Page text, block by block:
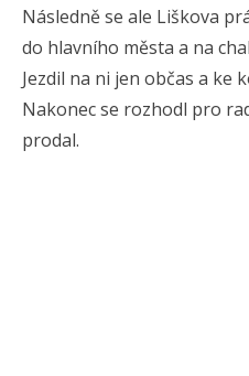
Následně se ale Liškova
do hlavního města a na
Jezdil na ni jen občas a ke
Nakonec se rozhodl pro
prodal.